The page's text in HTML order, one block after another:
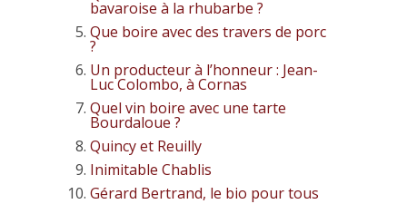
bavaroise à la rhubarbe ?
Que boire avec des travers de porc
?
Un producteur à l’honneur : Jean-
Luc Colombo, à Cornas
Quel vin boire avec une tarte
Bourdaloue ?
Quincy et Reuilly
Inimitable Chablis
Gérard Bertrand, le bio pour tous